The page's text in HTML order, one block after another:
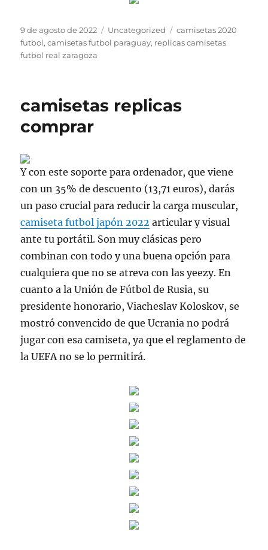
Publicado
el
9 de agosto de 2022 Categorías
Uncategorized Etiquetas
camisetas 2020
futbol,camisetas futbol paraguay, replicas camisetas
futbol real zaragoza
camisetas replicas
comprar
Y con este soporte para ordenador, que viene
con un 35% de descuento (13,71 euros), darás
un paso crucial para reducir la carga muscular,
camiseta futbol japón 2022 articular y visual
ante tu portátil. Son muy clásicas pero
combinan con todo y una buena opción para
cualquiera que no se atreva con las yeezy. En
cuanto a la Unión de Fútbol de Rusia, su
presidente honorario, Viacheslav Koloskov, se
mostró convencido de que Ucrania no podrá
jugar con esa camiseta, ya que el reglamento de
la UEFA no se lo permitirá.